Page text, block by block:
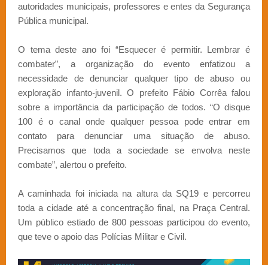
autoridades municipais, professores e entes da Segurança
Pública municipal.
O tema deste ano foi “Esquecer é permitir. Lembrar é
combater”, a organização do evento enfatizou a
necessidade de denunciar qualquer tipo de abuso ou
exploração infanto-juvenil. O prefeito Fábio Corrêa falou
sobre a importância da participação de todos. “O disque
100 é o canal onde qualquer pessoa pode entrar em
contato para denunciar uma situação de abuso.
Precisamos que toda a sociedade se envolva neste
combate”, alertou o prefeito.
A caminhada foi iniciada na altura da SQ19 e percorreu
toda a cidade até a concentração final, na Praça Central.
Um público estiado de 800 pessoas participou do evento,
que teve o apoio das Polícias Militar e Civil.